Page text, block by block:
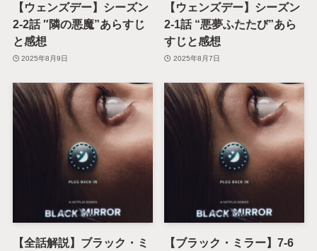
【ウェンズデー】シーズン
2-2話 ″隣の悪魔”あらすじ
と感想
2025年8月9日
【ウェンズデー】シーズン
2-1話 “悪夢ふたたび”あら
すじと感想
2025年8月7日
【全話解説】ブラック・ミ
【ブラック・ミラー】7-6